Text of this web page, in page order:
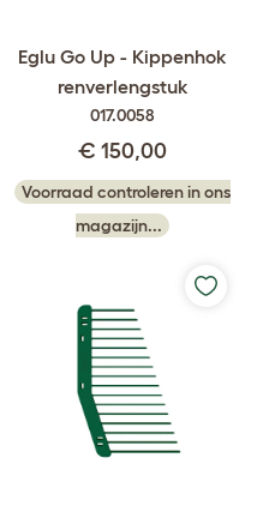
Eglu Go Up - Kippenhok
renverlengstuk
017.0058
€ 150,00
Voorraad controleren in ons
magazijn...